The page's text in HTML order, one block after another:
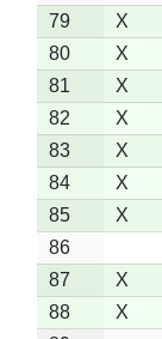
79
X
80
X
81
X
82
X
83
X
84
X
85
X
86
87
X
88
X